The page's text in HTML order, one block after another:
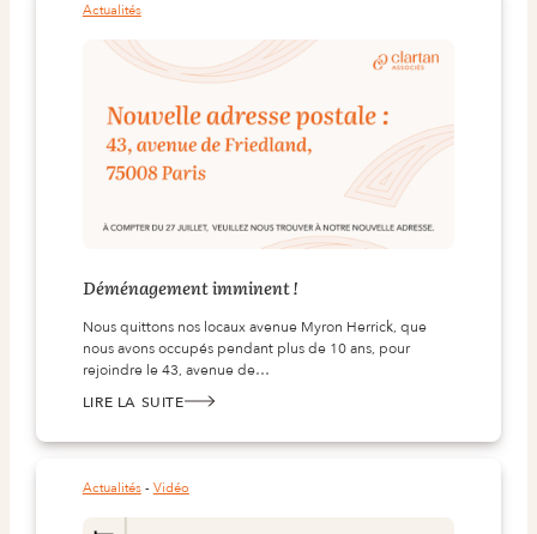
Actualités
Déménagement imminent !
Nous quittons nos locaux avenue Myron Herrick, que
nous avons occupés pendant plus de 10 ans, pour
rejoindre le 43, avenue de…
LIRE LA SUITE
:
Actualités - Vidéo